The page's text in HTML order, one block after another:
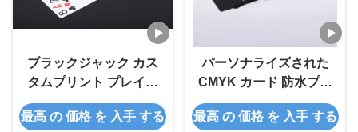
ブラックジャック カス
タムプリント プレイカ
ード デック オブ カー
ド 大量
最高 の 価格 を 入手 する
パーソナライズされた
CMYK カード 防水プラ
スチック
最高 の 価格 を 入手 する